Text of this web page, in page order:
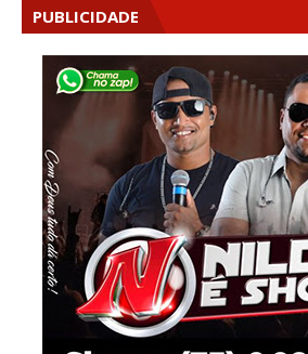
PUBLICIDADE